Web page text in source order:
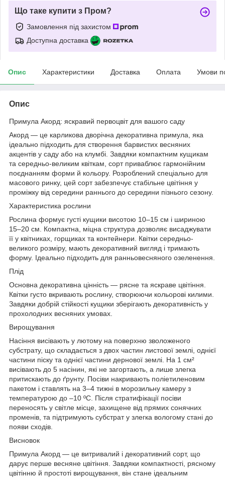
Що таке купити з Пром?
Замовлення під захистом
Доступна доставка
Опис Характеристики Доставка Оплата Умови
Опис
Примула Акорд: яскравий первоцвіт для вашого саду
Акорд — це карликова дворічна декоративна примула, яка
ідеально підходить для створення барвистих весняних
акцентів у саду або на клумбі. Завдяки компактним кущикам
та середньо-великим квіткам, сорт приваблює гармонійним
поєднанням форми й кольору. Розроблений спеціально для
масового ринку, цей сорт забезпечує стабільне цвітіння у
проміжку від середини раннього до середини пізнього сезону.
Характеристика рослини
Рослина формує густі кущики висотою 10–15 см і шириною
15–20 см. Компактна, міцна структура дозволяє висаджувати
її у квітниках, горщиках та контейнери. Квітки середньо-
великого розміру, мають декоративний вигляд і тримають
форму. Ідеально підходить для ранньовесняного озеленення.
Плід
Основна декоративна цінність — рясне та яскраве цвітіння.
Квітки густо вкривають рослину, створюючи кольорові килими.
Завдяки добрій стійкості кущики зберігають декоративність у
прохолодних весняних умовах.
Вирощування
Насіння висівають у лютому на поверхню зволоженого
субстрату, що складається з двох частин листової землі, однієї
частини піску та однієї частини дернової землі. На 1 см²
висівають до 5 насінин, які не загортають, а лише злегка
притискають до ґрунту. Посіви накривають поліетиленовим
пакетом і ставлять на 3–4 тижні в морозильну камеру з
температурою до –10 ºC. Після стратифікації посіви
переносять у світле місце, захищене від прямих сонячних
променів, та підтримують субстрат у злегка вологому стані до
появи сходів.
Висновок
Примула Акорд — це витривалий і декоративний сорт, що
дарує перше весняне цвітіння. Завдяки компактності, рясному
цвітінню й простоті вирощування, він стане ідеальним